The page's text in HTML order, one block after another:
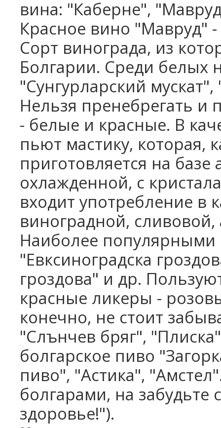
вина: "Каберне",
Красное вино "Мавруд"
Сорт винограда, из
Болгарии. Среди белых
"Сунгурларский
Нельзя пренебрегать и
- белые и красные. В
пьют мастику, которая,
приготовляется на
охлажденной, с
входит употребление в
виноградной,
Наиболее популярными
"Евксиноградска
гроздова" и др.
красные ликеры -
конечно, не стоит
"Слънчев бряг",
болгарское пиво
пиво", "Астика",
болгарами, на забудьте
здоровье!").